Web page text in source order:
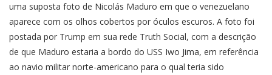
uma suposta foto de Nicolás Maduro em que o venezuelano
aparece com os olhos cobertos por óculos escuros. A foto foi
postada por Trump em sua rede Truth Social, com a descrição
de que Maduro estaria a bordo do USS Iwo Jima, em referência
ao navio militar norte-americano para o qual teria sido